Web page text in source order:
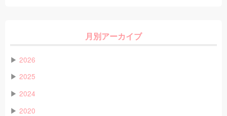
月別アーカイブ
▶ 2026
▶ 2025
▶ 2024
▶ 2020